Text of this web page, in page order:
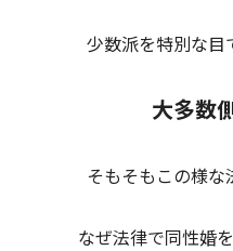
少数派を特別な目
大多数
そもそもこの様な
なぜ法律で同性婚